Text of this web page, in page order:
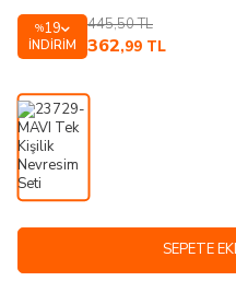
%19
İNDIRIM
445,50TL
362,99 TL
SEPETE